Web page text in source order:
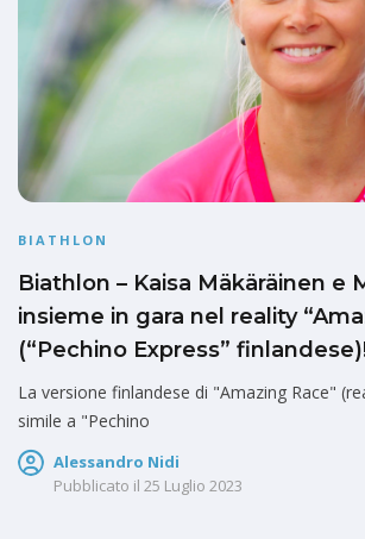
BIATHLON
Biathlon – Kaisa Mäkäräinen e
insieme in gara nel reality
(“Pechino Express”
La versione finlandese di "Amazing Race"
simile a "Pechino
Alessandro Nidi
Pubblicato il 25 Luglio 2023